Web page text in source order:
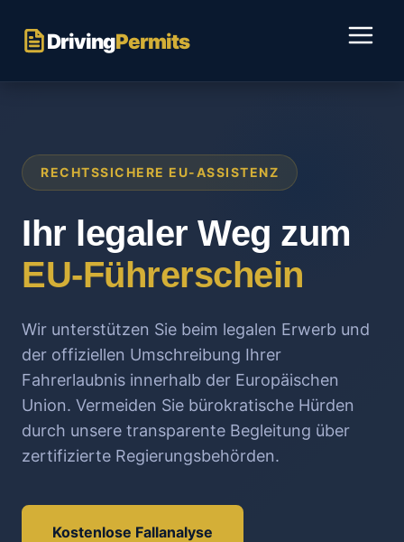
Inhalt
springen
DrivingPermits
RECHTSSICHERE EU-ASSISTENZ
Ihr legaler Weg zum
EU-Führerschein
Wir unterstützen Sie beim legalen Erwerb und
der offiziellen Umschreibung Ihrer
Fahrerlaubnis innerhalb der Europäischen
Union. Vermeiden Sie bürokratische Hürden
durch unsere transparente Begleitung über
zertifizierte Regierungsbehörden.
Kostenlose Fallanalyse